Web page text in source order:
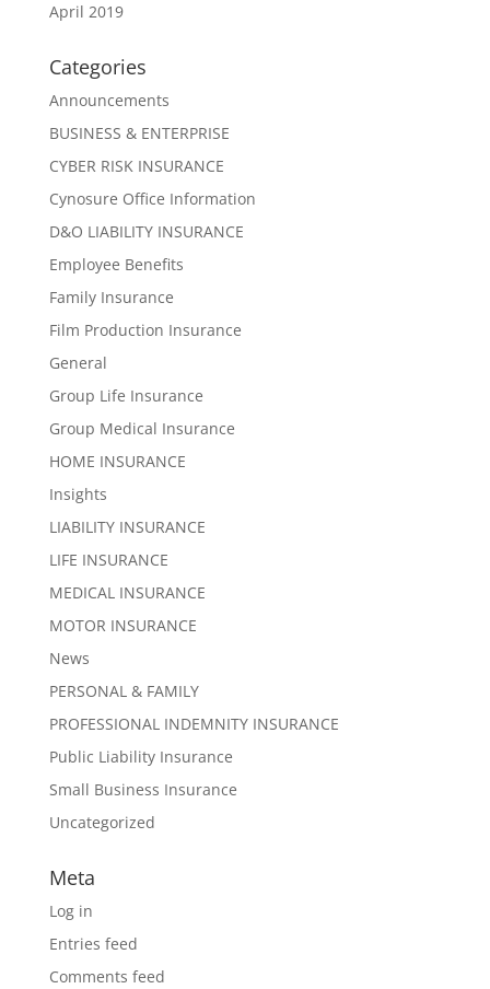
April 2019
Categories
Announcements
BUSINESS & ENTERPRISE
CYBER RISK INSURANCE
Cynosure Office Information
D&O LIABILITY INSURANCE
Employee Benefits
Family Insurance
Film Production Insurance
General
Group Life Insurance
Group Medical Insurance
HOME INSURANCE
Insights
LIABILITY INSURANCE
LIFE INSURANCE
MEDICAL INSURANCE
MOTOR INSURANCE
News
PERSONAL & FAMILY
PROFESSIONAL INDEMNITY INSURANCE
Public Liability Insurance
Small Business Insurance
Uncategorized
Meta
Log in
Entries feed
Comments feed